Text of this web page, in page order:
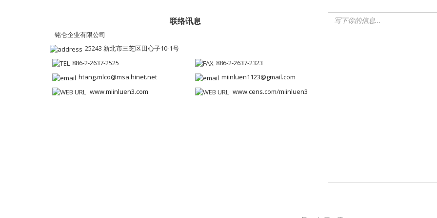
联络讯息
铭仑企业有限公司
25243 新北市三芝区田心子10-1号
886-2-2637-2525
886-2-2637-2323
htang.mlco@msa.hinet.net
miinluen1123@gmail.com
www.miinluen3.com
www.cens.com/miinluen3